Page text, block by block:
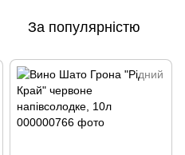
За популярністю